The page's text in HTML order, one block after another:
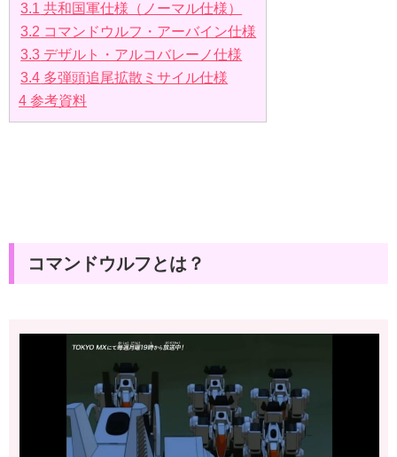
3.1 共和国軍仕様（ノーマル仕様）
3.2 コマンドウルフ・アーバイン仕様
3.3 デザルト・アルコバレーノ仕様
3.4 多弾頭追尾拡散ミサイル仕様
4 参考資料
コマンドウルフとは？